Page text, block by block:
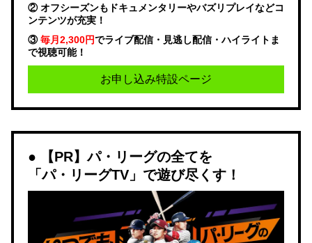
② オフシーズンもドキュメンタリーやバズリプレイなどコ
ンテンツが充実！
③毎月2,300円でライブ配信・見逃し配信・ハイライトま
で視聴可能！
お申し込み特設ページ
【PR】パ・リーグの全てを
「パ・リーグTV」で遊び尽くす！